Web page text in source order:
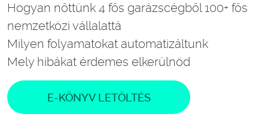
Hogyan nőttünk 4 fős garázscégből 100+ fős
nemzetközi vállalattá
Milyen folyamatokat automatizáltunk
Mely hibákat érdemes elkerülnöd
E-KÖNYV LETÖLTÉS